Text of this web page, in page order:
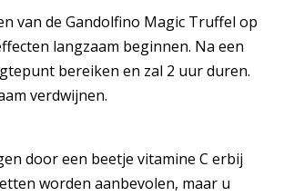
van de Gandolfino Magic Truffel op
langzaam beginnen. Na een
bereiken en zal 2 uur duren.
verdwijnen.
door een beetje vitamine C erbij
worden aanbevolen, maar u